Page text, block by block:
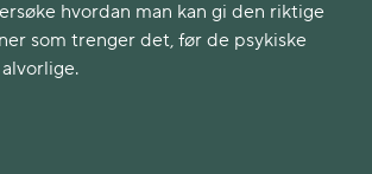
hvordan man kan gi den riktige
som trenger det, før de psykiske